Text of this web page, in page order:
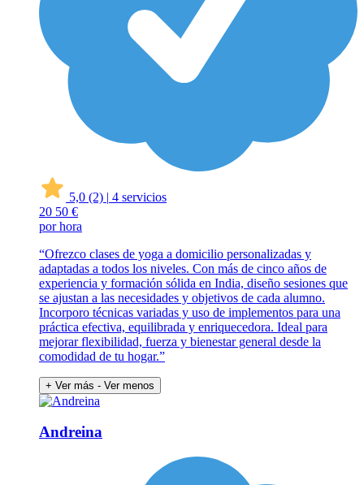
5,0 (2) | 4 servicios
20 50 €
por hora
“Ofrezco clases de yoga a domicilio personalizadas y
adaptadas a todos los niveles. Con más de cinco años de
experiencia y formación sólida en India, diseño sesiones que
se ajustan a las necesidades y objetivos de cada alumno.
Incorporo técnicas variadas y uso de implementos para una
práctica efectiva, equilibrada y enriquecedora. Ideal para
mejorar flexibilidad, fuerza y bienestar general desde la
comodidad de tu hogar.”
+ Ver más - Ver menos
Andreina